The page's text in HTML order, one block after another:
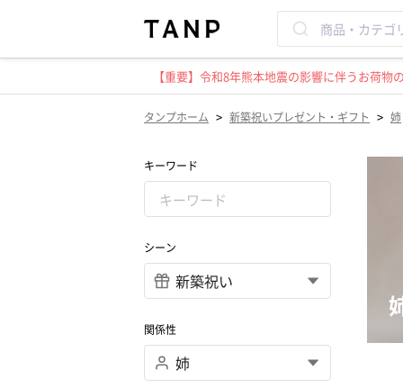
【重要】令和8年熊本地震の影響に伴うお荷
タンプホーム > 新築祝いプレゼント・ギフト > 姉
キーワード
シーン
関係性